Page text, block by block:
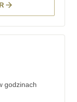
godzinach